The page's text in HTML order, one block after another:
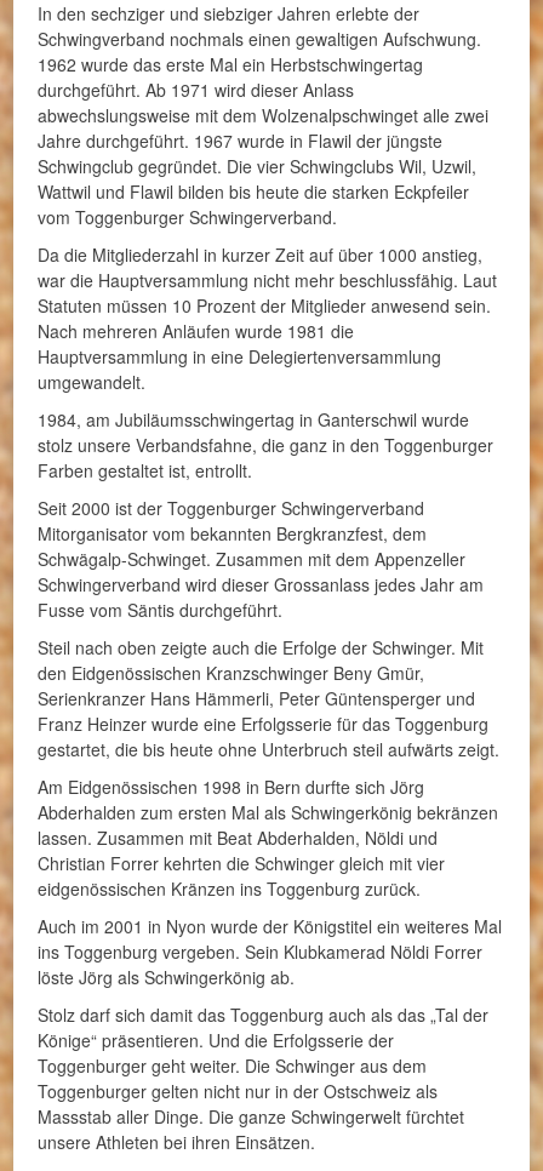
In den sechziger und siebziger Jahren erlebte der
Schwingverband nochmals einen gewaltigen Aufschwung.
1962 wurde das erste Mal ein Herbstschwingertag
durchgeführt. Ab 1971 wird dieser Anlass
abwechslungsweise mit dem Wolzenalpschwinget alle zwei
Jahre durchgeführt. 1967 wurde in Flawil der jüngste
Schwingclub gegründet. Die vier Schwingclubs Wil, Uzwil,
Wattwil und Flawil bilden bis heute die starken Eckpfeiler
vom Toggenburger Schwingerverband.
Da die Mitgliederzahl in kurzer Zeit auf über 1000 anstieg,
war die Hauptversammlung nicht mehr beschlussfähig. Laut
Statuten müssen 10 Prozent der Mitglieder anwesend sein.
Nach mehreren Anläufen wurde 1981 die
Hauptversammlung in eine Delegiertenversammlung
umgewandelt.
1984, am Jubiläumsschwingertag in Ganterschwil wurde
stolz unsere Verbandsfahne, die ganz in den Toggenburger
Farben gestaltet ist, entrollt.
Seit 2000 ist der Toggenburger Schwingerverband
Mitorganisator vom bekannten Bergkranzfest, dem
Schwägalp-Schwinget. Zusammen mit dem Appenzeller
Schwingerverband wird dieser Grossanlass jedes Jahr am
Fusse vom Säntis durchgeführt.
Steil nach oben zeigte auch die Erfolge der Schwinger. Mit
den Eidgenössischen Kranzschwinger Beny Gmür,
Serienkranzer Hans Hämmerli, Peter Güntensperger und
Franz Heinzer wurde eine Erfolgsserie für das Toggenburg
gestartet, die bis heute ohne Unterbruch steil aufwärts zeigt.
Am Eidgenössischen 1998 in Bern durfte sich Jörg
Abderhalden zum ersten Mal als Schwingerkönig bekränzen
lassen. Zusammen mit Beat Abderhalden, Nöldi und
Christian Forrer kehrten die Schwinger gleich mit vier
eidgenössischen Kränzen ins Toggenburg zurück.
Auch im 2001 in Nyon wurde der Königstitel ein weiteres Mal
ins Toggenburg vergeben. Sein Klubkamerad Nöldi Forrer
löste Jörg als Schwingerkönig ab.
Stolz darf sich damit das Toggenburg auch als das „Tal der
Könige“ präsentieren. Und die Erfolgsserie der
Toggenburger geht weiter. Die Schwinger aus dem
Toggenburger gelten nicht nur in der Ostschweiz als
Massstab aller Dinge. Die ganze Schwingerwelt fürchtet
unsere Athleten bei ihren Einsätzen.